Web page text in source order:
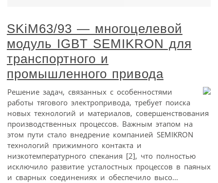
SKiM63/93 — многоцелевой
модуль IGBT SEMIKRON для
транспортного и
промышленного привода
Решение задач, связанных с особенностями
работы тягового электропривода, требует поиска
новых технологий и материалов, совершенствования
производственных процессов. Важным этапом на
этом пути стало внедрение компанией SEMIKRON
технологий прижимного контакта и
низкотемпературного спекания [2], что полностью
исключило развитие усталостных процессов в паяных
и сварных соединениях и обеспечило высо...